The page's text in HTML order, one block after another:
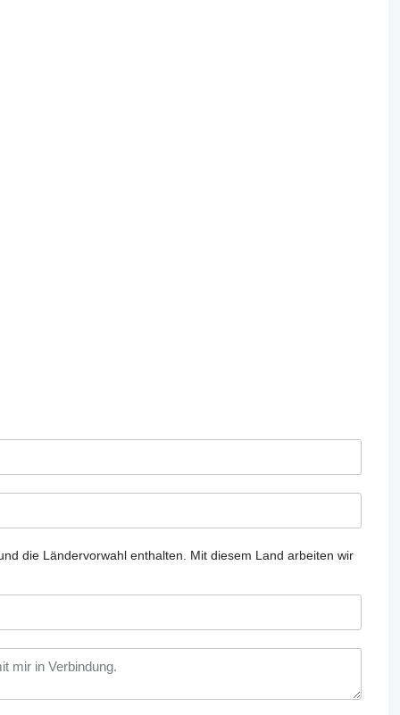
die Ländervorwahl enthalten.
Mit diesem Land arbeiten wir